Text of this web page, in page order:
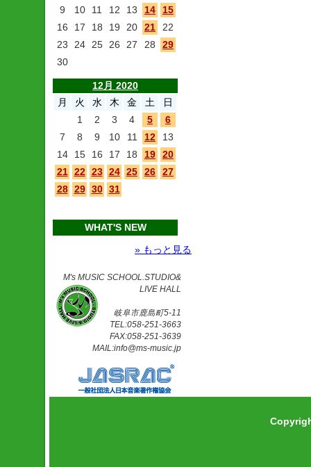
9
10 11 12 13 14
15
16
17 18 19 20 21
22
23
24 25 26 27 28
29
30
12月 2020
月
火 水 木 金 土
日
1
2 3 4 5
6
7
8 9 10 11 12
13
14
15 16 17 18 19
20
21 22 23 24 25 26
27
28 29 30 31
WHAT'S NEW
» もっと見る
M's MUSIC SCHOOL.STUDIO&
LIVE HALL
岐阜市鹿島町5-11
TEL:058-251-3663
FAX:058-251-3639
MAIL:info@ms-music.jp